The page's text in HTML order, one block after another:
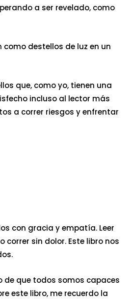
a ser revelado, como
destellos de luz en un
que, como yo, tienen una
incluso al lector más
a correr riesgos y enfrentar
con gracia y empatía. Leer
sin dolor. Este libro nos
de que todos somos capaces
este libro, me recuerdo la